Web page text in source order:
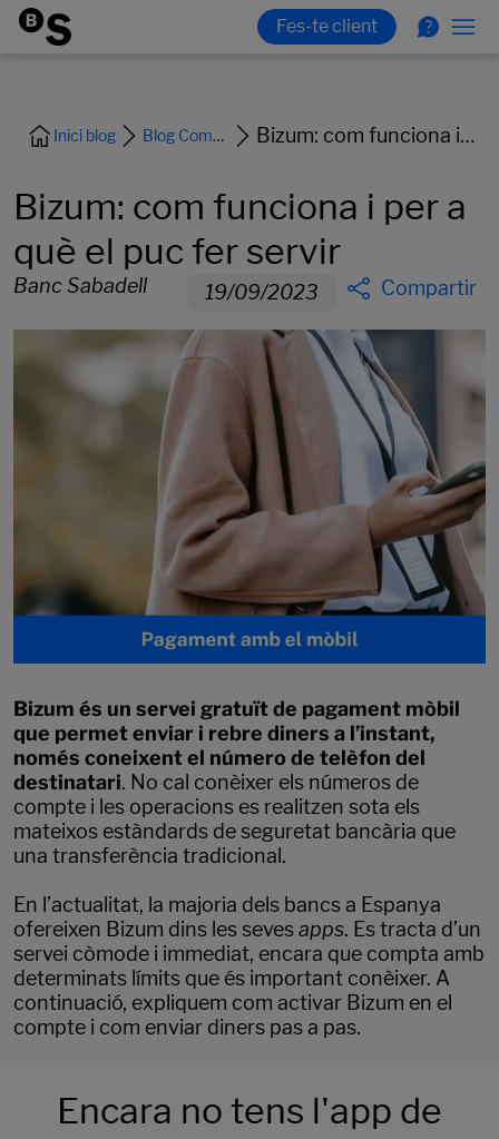
Inici blog Blog Comptes i Targetes Bizum: com funciona i per a què el puc fer servir
Bizum: com funciona i per a
què el puc fer servir
Banc Sabadell 19/09/2023 Compartir
Bizum és un servei gratuït de pagament mòbil
que permet enviar i rebre diners a l’instant,
només coneixent el número de telèfon del
destinatari. No cal conèixer els números de
compte i les operacions es realitzen sota els
mateixos estàndards de seguretat bancària que
una transferència tradicional.
En l’actualitat, la majoria dels bancs a Espanya
ofereixen Bizum dins les sevesapps. Es tracta d’un
servei còmode i immediat, encara que compta amb
determinats límits que és important conèixer. A
continuació, expliquem com activar Bizum en el
compte i com enviar diners pas a pas.
Encara no tens l'app de